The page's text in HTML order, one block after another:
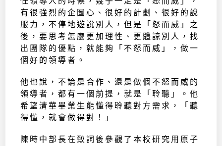
有很強烈的企圖心、很好的計劃、很好的說
服力，不停地遊說別人，但是「怒而威」之
後，要思考怎麼更加理性、更體諒別人，找
出團隊的優點，就能夠「不怒而威」，做一
個好的領導者。
他也說，不論是合作、還是做個不怒而威的
領導者，都有一個前提，就是「聆聽」。他
希望清華畢業生能懂得聆聽對方需求，「聽
得懂，就會做得對！」
陳時中部長在致詞後參觀了本校研究用原子